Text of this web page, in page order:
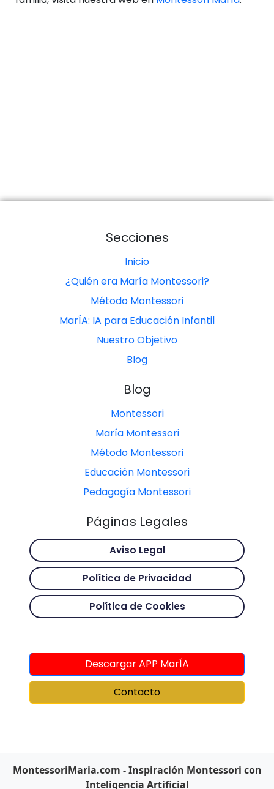
Secciones
Inicio
¿Quién era María Montessori?
Método Montessori
MarÍA: IA para Educación Infantil
Nuestro Objetivo
Blog
Blog
Montessori
María Montessori
Método Montessori
Educación Montessori
Pedagogía Montessori
Páginas Legales
Aviso Legal
Política de Privacidad
Política de Cookies
Descargar APP MarÍA
Contacto
MontessoriMaria.com - Inspiración Montessori con
Inteligencia Artificial